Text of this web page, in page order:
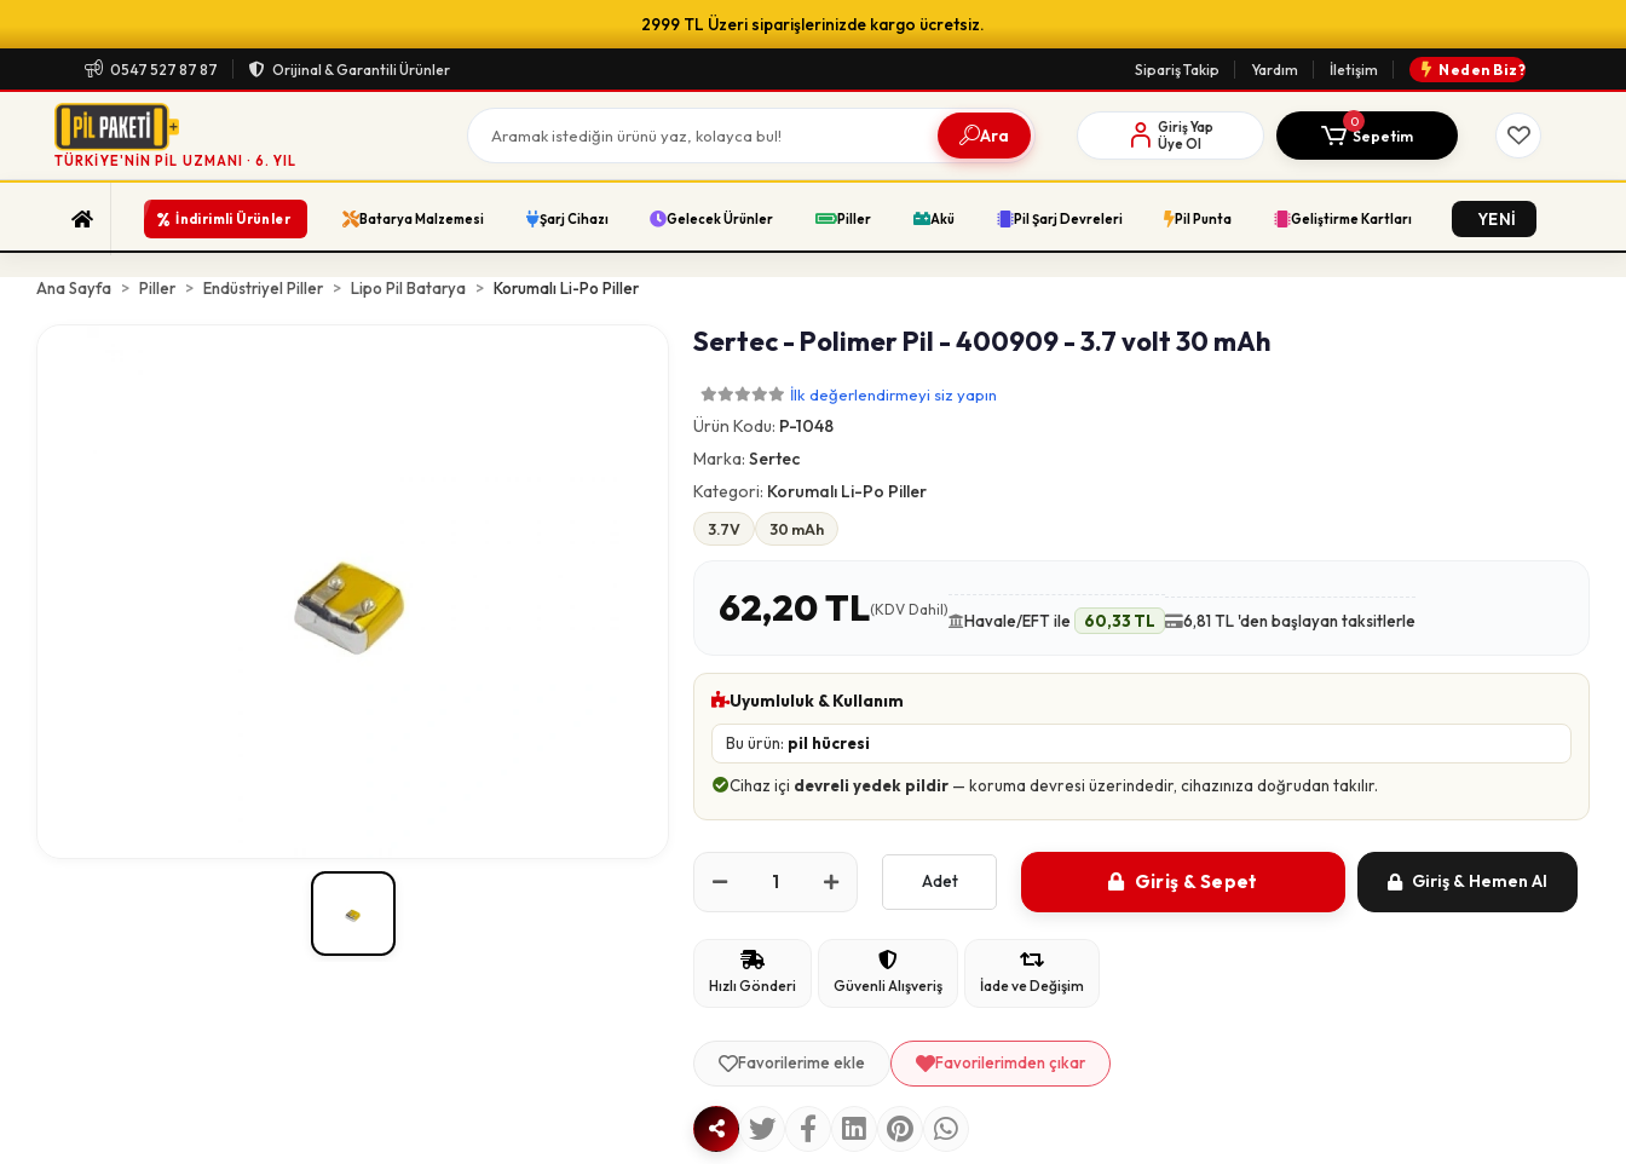
2999 TL Üzeri siparişlerinizde kargo ücretsiz.
0547 527 87 87 Orijinal & Garantili Ürünler Sipariş Takip Yardım İletişim Neden Biz?
TÜRKIYE'NIN PIL UZMANI · 6. YIL
Ara
Giriş Yap
Üye Ol
0
Sepetim
% İndirimli Ürünler Batarya Malzemesi Şarj Cihazı Gelecek Ürünler Piller Akü Pil Şarj Devreleri Pil Punta Geliştirme Kartları YENİ
Ana Sayfa Piller Endüstriyel Piller Lipo Pil Batarya Korumalı Li-Po Piller
Sertec - Polimer Pil - 400909 - 3.7 volt 30 mAh
İlk değerlendirmeyi siz yapın
Ürün Kodu: P-1048
Marka:Sertec
Kategori: Korumalı Li-Po Piller
3.7V 30 mAh
62,20 TL(KDV Dahil)
Havale/EFT ile 60,33 TL 6,81 TL 'den başlayan taksitlerle
Uyumluluk & Kullanım
Bu ürün: pil hücresi
Cihaz içi devreli yedek pildir — koruma devresi üzerindedir, cihazınıza doğrudan takılır.
Adet Giriş & Sepet Giriş & Hemen Al
Hızlı Gönderi Güvenli Alışveriş İade ve Değişim
Favorilerime ekle Favorilerimden çıkar